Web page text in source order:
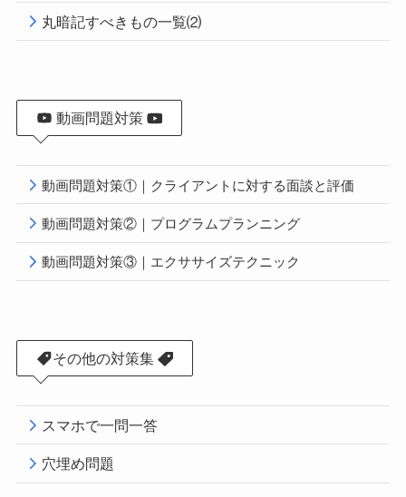
丸暗記すべきもの一覧⑵
動画問題対策
動画問題対策①｜クライアントに対する面談と評価
動画問題対策②｜プログラムプランニング
動画問題対策③｜エクササイズテクニック
その他の対策集
スマホで一問一答
穴埋め問題